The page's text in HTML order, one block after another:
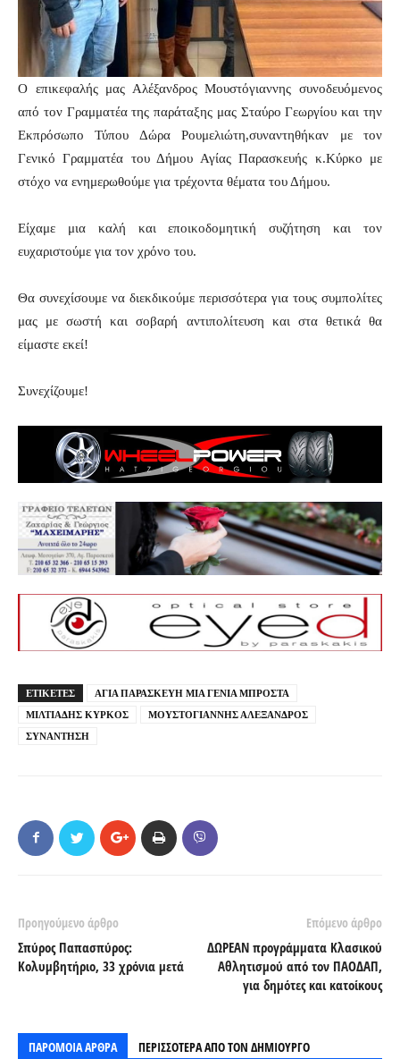
Ο επικεφαλής μας Αλέξανδρος Μουστόγιαννης συνοδευόμενος
από τον Γραμματέα της παράταξης μας Σταύρο Γεωργίου και την
Εκπρόσωπο Τύπου Δώρα Ρουμελιώτη,συναντηθήκαν με τον
Γενικό Γραμματέα του Δήμου Αγίας Παρασκευής κ.Κύρκο με
στόχο να ενημερωθούμε για τρέχοντα θέματα του Δήμου.
Είχαμε μια καλή και εποικοδομητική συζήτηση και τον
ευχαριστούμε για τον χρόνο του.
Θα συνεχίσουμε να διεκδικούμε περισσότερα για τους συμπολίτες
μας με σωστή και σοβαρή αντιπολίτευση και στα θετικά θα
είμαστε εκεί!
Συνεχίζουμε!
ΕΤΙΚΕΤΕΣ
ΑΓΙΑ ΠΑΡΑΣΚΕΥΗ ΜΙΑ ΓΕΝΙΑ ΜΠΡΟΣΤΑ
ΜΙΛΤΙΑΔΗΣ ΚΥΡΚΟΣ
ΜΟΥΣΤΟΓΙΑΝΝΗΣ ΑΛΕΞΑΝΔΡΟΣ
ΣΥΝΑΝΤΗΣΗ
Προηγούμενο άρθρο
Σπύρος Παπασπύρος:
Κολυμβητήριο, 33 χρόνια μετά
Επόμενο άρθρο
ΔΩΡΕΑΝ προγράμματα Κλασικού
Αθλητισμού από τον ΠΑΟΔΑΠ,
για δημότες και κατοίκους
ΠΑΡΟΜΟΙΑ ΑΡΘΡΑ ΠΕΡΙΣΣΟΤΕΡΑ ΑΠΟ ΤΟΝ ΔΗΜΙΟΥΡΓΟ